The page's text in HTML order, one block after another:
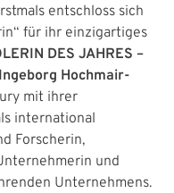
entschloss sich
für ihr einzigartiges
DES JAHRES –
Ingeborg Hochmair-
mit ihrer
international
Forscherin,
und
Unternehmens.